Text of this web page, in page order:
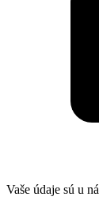
Vaše údaje sú u